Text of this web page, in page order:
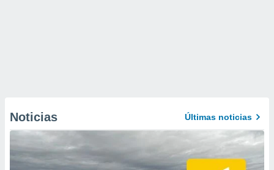
Noticias Últimas noticias